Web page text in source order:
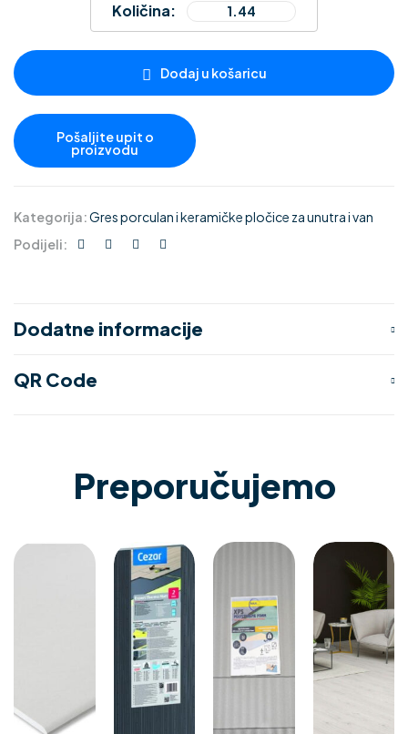
Količina:
Dodaj u košaricu
Kategorija:Gres porculan i keramičke pločice za unutra i van
Podijeli:
Dodatne informacije
QR Code
Preporučujemo